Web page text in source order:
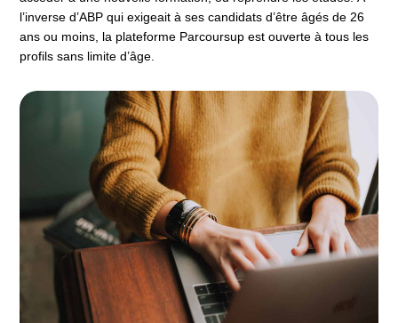
l’inverse d’ABP qui exigeait à ses candidats d’être âgés de 26
ans ou moins, la plateforme Parcoursup est ouverte à tous les
profils sans limite d’âge.